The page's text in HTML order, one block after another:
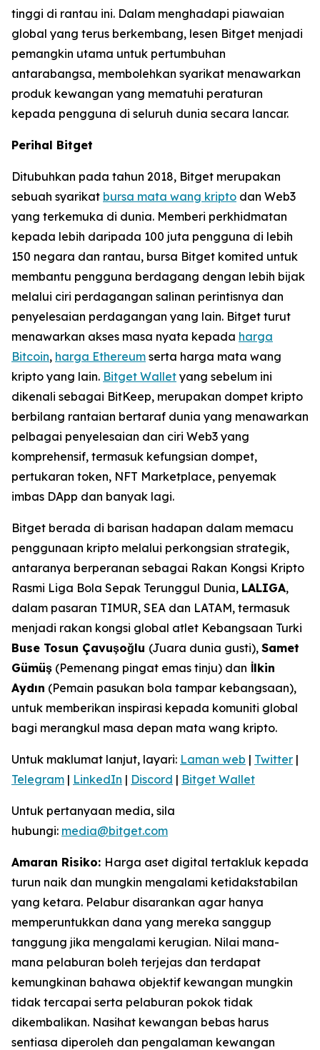
tinggi di rantau ini. Dalam menghadapi piawaian
global yang terus berkembang, lesen Bitget menjadi
pemangkin utama untuk pertumbuhan
antarabangsa, membolehkan syarikat menawarkan
produk kewangan yang mematuhi peraturan
kepada pengguna di seluruh dunia secara lancar.
Perihal Bitget
Ditubuhkan pada tahun 2018, Bitget merupakan
sebuah syarikat bursa mata wang kripto dan Web3
yang terkemuka di dunia. Memberi perkhidmatan
kepada lebih daripada 100 juta pengguna di lebih
150 negara dan rantau, bursa Bitget komited untuk
membantu pengguna berdagang dengan lebih bijak
melalui ciri perdagangan salinan perintisnya dan
penyelesaian perdagangan yang lain. Bitget turut
menawarkan akses masa nyata kepada harga
Bitcoin, harga Ethereum serta harga mata wang
kripto yang lain. Bitget Wallet yang sebelum ini
dikenali sebagai BitKeep, merupakan dompet kripto
berbilang rantaian bertaraf dunia yang menawarkan
pelbagai penyelesaian dan ciri Web3 yang
komprehensif, termasuk kefungsian dompet,
pertukaran token, NFT Marketplace, penyemak
imbas DApp dan banyak lagi.
Bitget berada di barisan hadapan dalam memacu
penggunaan kripto melalui perkongsian strategik,
antaranya berperanan sebagai Rakan Kongsi Kripto
Rasmi Liga Bola Sepak Terunggul Dunia, LALIGA,
dalam pasaran TIMUR, SEA dan LATAM, termasuk
menjadi rakan kongsi global atlet Kebangsaan Turki
Buse Tosun Çavuşoğlu (Juara dunia gusti), Samet
Gümüş (Pemenang pingat emas tinju) dan İlkin
Aydın (Pemain pasukan bola tampar kebangsaan),
untuk memberikan inspirasi kepada komuniti global
bagi merangkul masa depan mata wang kripto.
Untuk maklumat lanjut, layari: Laman web | Twitter |
Telegram | LinkedIn | Discord | Bitget Wallet
Untuk pertanyaan media, sila
hubungi: media@bitget.com
Amaran Risiko: Harga aset digital tertakluk kepada
turun naik dan mungkin mengalami ketidakstabilan
yang ketara. Pelabur disarankan agar hanya
memperuntukkan dana yang mereka sanggup
tanggung jika mengalami kerugian. Nilai mana-
mana pelaburan boleh terjejas dan terdapat
kemungkinan bahawa objektif kewangan mungkin
tidak tercapai serta pelaburan pokok tidak
dikembalikan. Nasihat kewangan bebas harus
sentiasa diperoleh dan pengalaman kewangan